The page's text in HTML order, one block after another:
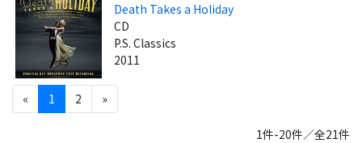
Death Takes a Holiday
CD
P.S. Classics
2011
« 1 2 »
1件-20件／全21件